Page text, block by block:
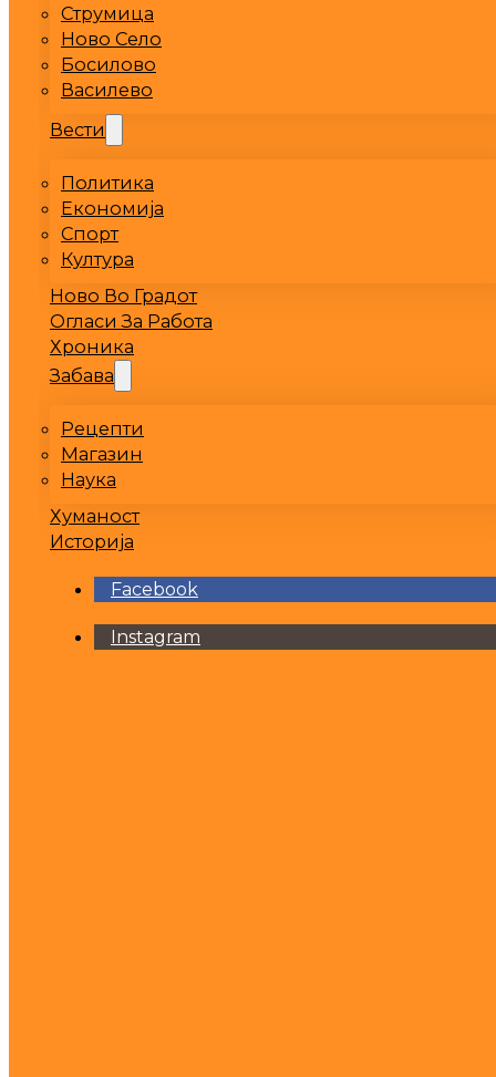
Струмица
Ново Село
Босилово
Василево
Вести
Политика
Економија
Спорт
Култура
Ново Во Градот
Огласи За Работа
Хроника
Забава
Рецепти
Магазин
Наука
Хуманост
Историја
Facebook
Instagram